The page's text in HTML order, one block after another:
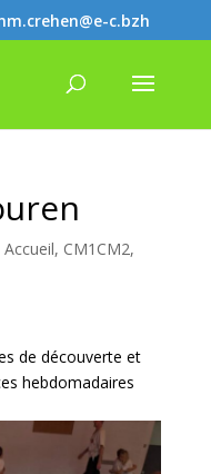
c.bzh
Accueil, CM1CM2,
de découverte et
hebdomadaires